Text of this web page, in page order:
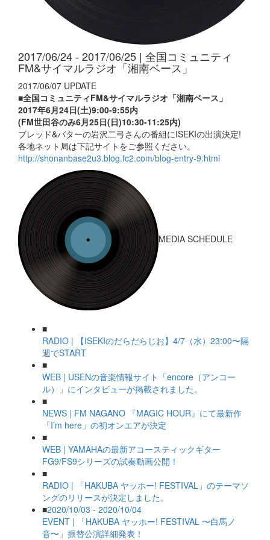
2017/06/24 - 2017/06/25 | 全国コミュニティ
FM&サイマルラジオ「湘南ベース」
2017/06/07 UPDATE
■全国コミュニティFM&サイマルラジオ「湘南ベース」
2017年6月24日(土)9:00-9:55内
(FM世田谷のみ6月25日(日)10:30-11:25内)
ブレッド&バターの岩沢二弓さんの番組にISEKIの出演決定!
各地ネット局は下記サイトをご参照ください。
http://shonanbase2u3.blog.fc2.com/blog-entry-9.html
MEDIA SCHEDULE
■
RADIO | 【ISEKIのだらだらじお】4/7（水）23:00〜隔
週でSTART
■
WEB | USENの音楽情報サイト「encore（アンコー
ル）」にインタビューが掲載されました。
■
NEWS | FM NAGANO 『MAGIC HOUR』にて最新作
「I’m here」の初オンエアが決定
■
WEB | YAMAHAの最新アコースティックギター
FG9/FS9シリーズの試奏動画公開！
■
RADIO | 「HAKUBA ヤッホー! FESTIVAL」のテーマソ
ングのリリースが決定しました。
■2020/10/03 - 2020/10/04
EVENT | 「HAKUBA ヤッホー! FESTIVAL 〜白馬ノ
音〜」振替公演詳細発表！